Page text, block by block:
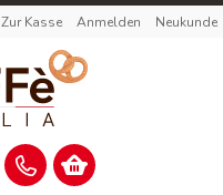
Zur Kasse Anmelden Neukunde